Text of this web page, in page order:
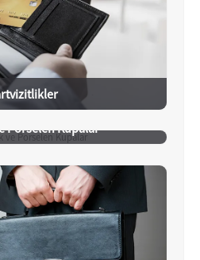
Porselen Kupalar